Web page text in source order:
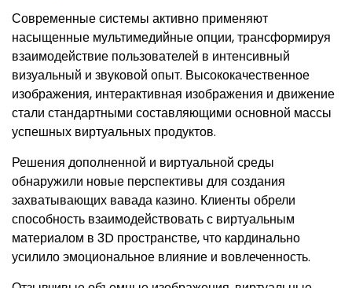
Современные системы активно применяют
насыщенные мультимедийные опции, трансформируя
взаимодействие пользователей в интенсивный
визуальный и звуковой опыт. Высококачественное
изображения, интерактивная изображения и движение
стали стандартными составляющими основной массы
успешных виртуальных продуктов.
Решения дополненной и виртуальной среды
обнаружили новые перспективы для создания
захватывающих вавада казино. Клиенты обрели
способность взаимодействовать с виртуальным
материалом в 3D пространстве, что кардинально
усилило эмоциональное влияние и вовлеченность.